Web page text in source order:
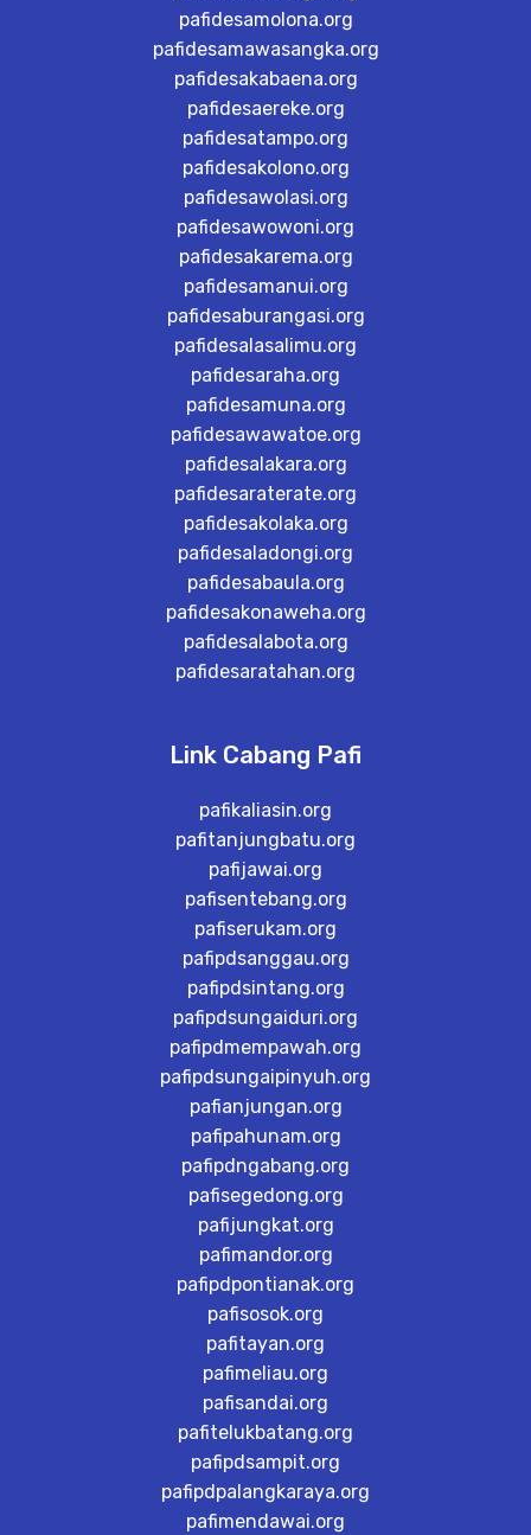
pafidesamolona.org
pafidesamawasangka.org
pafidesakabaena.org
pafidesaereke.org
pafidesatampo.org
pafidesakolono.org
pafidesawolasi.org
pafidesawowoni.org
pafidesakarema.org
pafidesamanui.org
pafidesaburangasi.org
pafidesalasalimu.org
pafidesaraha.org
pafidesamuna.org
pafidesawawatoe.org
pafidesalakara.org
pafidesaraterate.org
pafidesakolaka.org
pafidesaladongi.org
pafidesabaula.org
pafidesakonaweha.org
pafidesalabota.org
pafidesaratahan.org
Link Cabang Pafi
pafikaliasin.org
pafitanjungbatu.org
pafijawai.org
pafisentebang.org
pafiserukam.org
pafipdsanggau.org
pafipdsintang.org
pafipdsungaiduri.org
pafipdmempawah.org
pafipdsungaipinyuh.org
pafianjungan.org
pafipahunam.org
pafipdngabang.org
pafisegedong.org
pafijungkat.org
pafimandor.org
pafipdpontianak.org
pafisosok.org
pafitayan.org
pafimeliau.org
pafisandai.org
pafitelukbatang.org
pafipdsampit.org
pafipdpalangkaraya.org
pafimendawai.org